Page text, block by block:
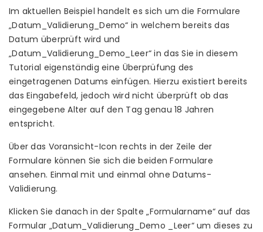
Im aktuellen Beispiel handelt es sich um die Formulare
„Datum_Validierung_Demo“ in welchem bereits das
Datum überprüft wird und
„Datum_Validierung_Demo_Leer“ in das Sie in diesem
Tutorial eigenständig eine Überprüfung des
eingetragenen Datums einfügen. Hierzu existiert bereits
das Eingabefeld, jedoch wird nicht überprüft ob das
eingegebene Alter auf den Tag genau 18 Jahren
entspricht.
Über das Voransicht-Icon rechts in der Zeile der
Formulare können Sie sich die beiden Formulare
ansehen. Einmal mit und einmal ohne Datums-
Validierung.
Klicken Sie danach in der Spalte „Formularname“ auf das
Formular „Datum_Validierung_Demo _Leer“ um dieses zu